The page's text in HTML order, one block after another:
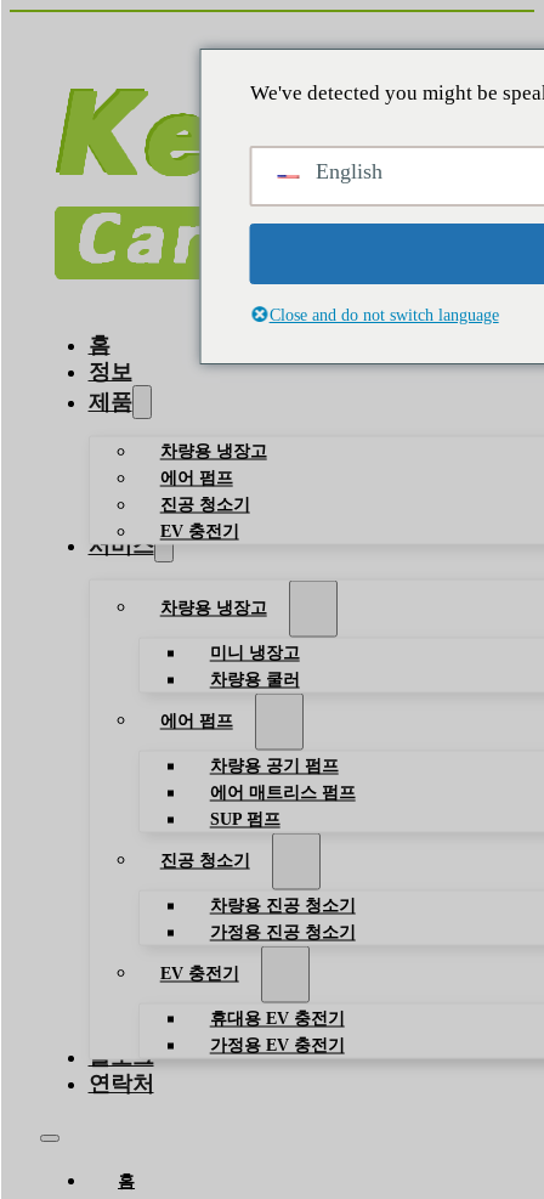
홈
정보
제품
차량용 냉장고
에어 펌프
진공 청소기
EV 충전기
서비스
차량용 냉장고
미니 냉장고
차량용 쿨러
에어 펌프
차량용 공기 펌프
에어 매트리스 펌프
SUP 펌프
진공 청소기
차량용 진공 청소기
가정용 진공 청소기
EV 충전기
휴대용 EV 충전기
가정용 EV 충전기
블로그
연락처
홈
We've detected you might be
English
Close and do not switch language